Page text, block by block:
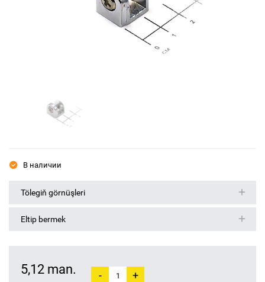
В наличии
Tölegiň görnüşleri
Eltip bermek
5,12 man. - +